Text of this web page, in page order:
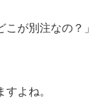
こが別注なの？ 」
すよね。